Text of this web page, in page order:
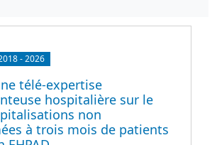
-2026
télé-expertise
hospitalière sur le
non
à trois mois de patients